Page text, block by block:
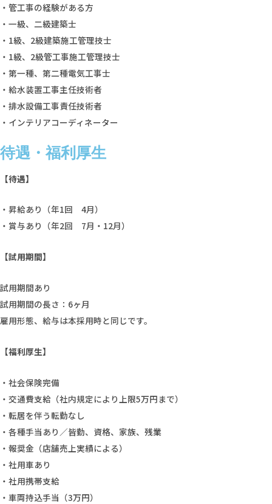
・管工事の経験がある方
・一級、二級建築士
・1級、2級建築施工管理技士
・1級、2級管工事施工管理技士
・第一種、第二種電気工事士
・給水装置工事主任技術者
・排水設備工事責任技術者
・インテリアコーディネーター
待遇・福利厚生
【待遇】
・昇給あり（年1回 4月）
・賞与あり（年2回 7月・12月）
【試用期間】
試用期間あり
試用期間の長さ：6ヶ月
雇用形態、給与は本採用時と同じです。
【福利厚生】
・社会保険完備
・交通費支給（社内規定により上限5万円まで）
・転居を伴う転勤なし
・各種手当あり／皆勤、資格、家族、残業
・報奨金（店舗売上実績による）
・社用車あり
・社用携帯支給
・車両持込手当（3万円）